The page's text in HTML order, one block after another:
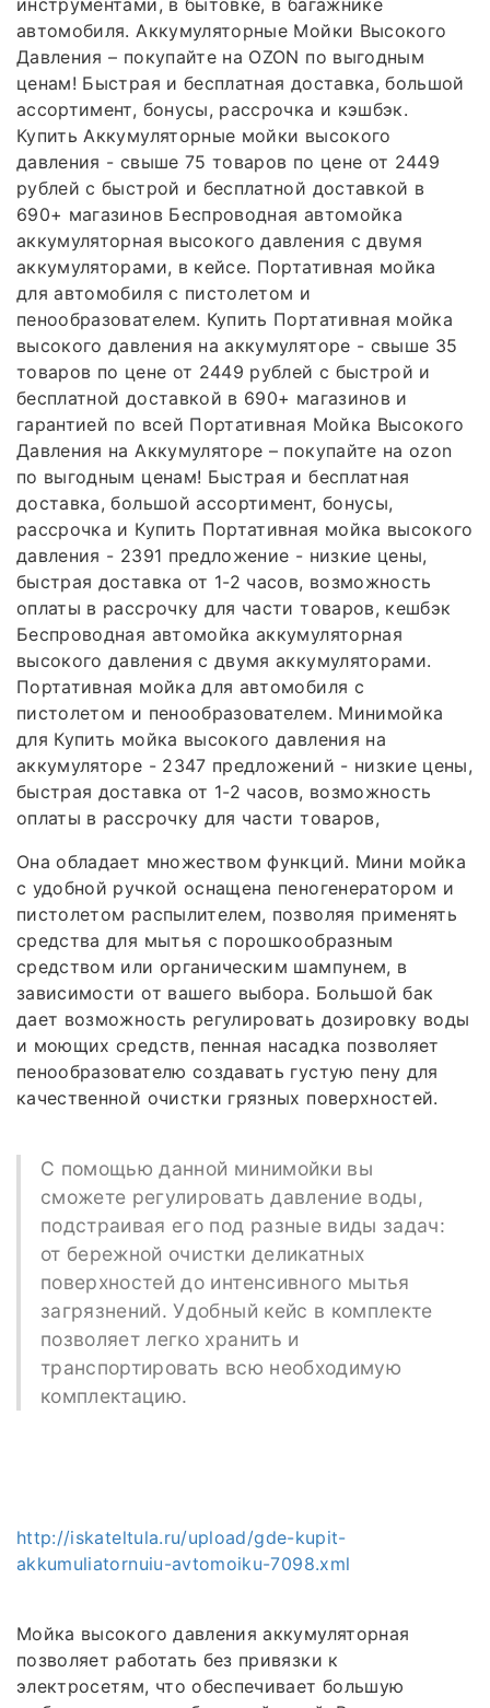
автомобиля. Аккумуляторные Мойки Высокого
Давления – покупайте на OZON по выгодным
ценам! Быстрая и бесплатная доставка, большой
ассортимент, бонусы, рассрочка и кэшбэк.
Купить Аккумуляторные мойки высокого
давления - свыше 75 товаров по цене от 2449
рублей с быстрой и бесплатной доставкой в
690+ магазинов Беспроводная автомойка
аккумуляторная высокого давления с двумя
аккумуляторами, в кейсе. Портативная мойка
для автомобиля с пистолетом и
пенообразователем. Купить Портативная мойка
высокого давления на аккумуляторе - свыше 35
товаров по цене от 2449 рублей с быстрой и
бесплатной доставкой в 690+ магазинов и
гарантией по всей Портативная Мойка Высокого
Давления на Аккумуляторе – покупайте на ozon
по выгодным ценам! Быстрая и бесплатная
доставка, большой ассортимент, бонусы,
рассрочка и Купить Портативная мойка высокого
давления - 2391 предложение - низкие цены,
быстрая доставка от 1-2 часов, возможность
оплаты в рассрочку для части товаров, кешбэк
Беспроводная автомойка аккумуляторная
высокого давления с двумя аккумуляторами.
Портативная мойка для автомобиля с
пистолетом и пенообразователем. Минимойка
для Купить мойка высокого давления на
аккумуляторе - 2347 предложений - низкие цены,
быстрая доставка от 1-2 часов, возможность
оплаты в рассрочку для части товаров,
Она обладает множеством функций. Мини мойка
с удобной ручкой оснащена пеногенератором и
пистолетом распылителем, позволяя применять
средства для мытья с порошкообразным
средством или органическим шампунем, в
зависимости от вашего выбора. Большой бак
дает возможность регулировать дозировку воды
и моющих средств, пенная насадка позволяет
пенообразователю создавать густую пену для
качественной очистки грязных поверхностей.
С помощью данной минимойки вы
сможете регулировать давление воды,
подстраивая его под разные виды задач:
от бережной очистки деликатных
поверхностей до интенсивного мытья
загрязнений. Удобный кейс в комплекте
позволяет легко хранить и
транспортировать всю необходимую
комплектацию.
http://iskateltula.ru/upload/gde-kupit-
akkumuliatornuiu-avtomoiku-7098.xml
Мойка высокого давления аккумуляторная
позволяет работать без привязки к
электросетям, что обеспечивает большую